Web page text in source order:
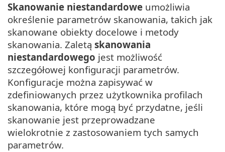
Skanowanie niestandardowe umożliwia
określenie parametrów skanowania, takich jak
skanowane obiekty docelowe i metody
skanowania. Zaletą skanowania
niestandardowego jest możliwość
szczegółowej konfiguracji parametrów.
Konfiguracje można zapisywać w
zdefiniowanych przez użytkownika profilach
skanowania, które mogą być przydatne, jeśli
skanowanie jest przeprowadzane
wielokrotnie z zastosowaniem tych samych
parametrów.